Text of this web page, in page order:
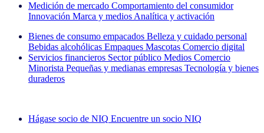
Medición de mercado Comportamiento del consumidor
Innovación Marca y medios Analítica y activación
Bienes de consumo empacados Belleza y cuidado personal
Bebidas alcohólicas Empaques Mascotas Comercio digital
Servicios financieros Sector público Medios Comercio
Minorista Pequeñas y medianas empresas Tecnología y bienes
duraderos
Hágase socio de NIQ Encuentre un socio NIQ